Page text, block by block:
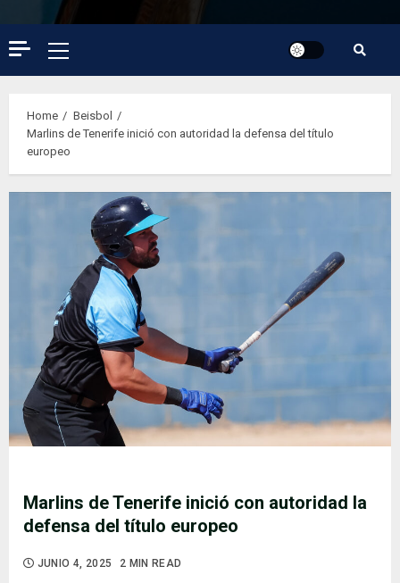
Primary
Menu
Home
Beisbol
Marlins de Tenerife inició con autoridad la defensa del título
europeo
Marlins de Tenerife inició con autoridad la
defensa del título europeo
JUNIO 4, 2025 2 MIN READ